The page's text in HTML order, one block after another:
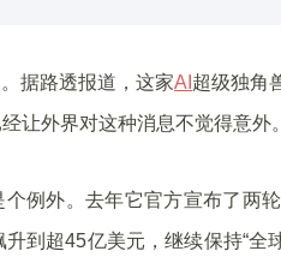
据路透报道，这家AI 超级独角
让外界对这种消息不觉得意外。
个例外。去年它官方宣布了
到超45亿美元，继续保持“全